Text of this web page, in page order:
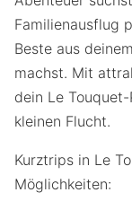
Familienausflug
Beste aus
machst. Mit
dein Le
kleinen Flucht.
Kurztrips in Le
Möglichkeiten: